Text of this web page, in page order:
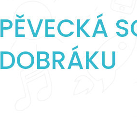
PĚVECKÁ
DOBRÁKU